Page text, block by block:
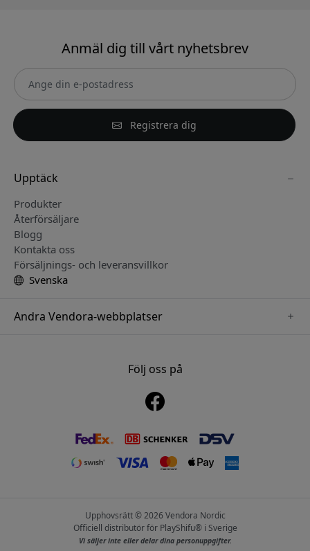
Anmäl dig till vårt nyhetsbrev
Registrera dig
Upptäck
Produkter
Återförsäljare
Blogg
Kontakta oss
Försäljnings- och leveransvillkor
Svenska
Andra Vendora-webbplatser
www.nordicsmartlight.seFölj oss på
Upphovsrätt © 2026 Vendora Nordic
Officiell distributör för PlayShifu® i Sverige
Vi säljer inte eller delar dina personuppgifter.